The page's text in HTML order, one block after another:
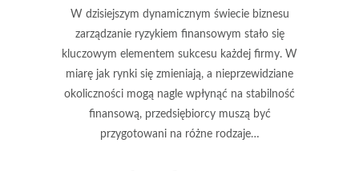
W dzisiejszym dynamicznym świecie biznesu
zarządzanie ryzykiem finansowym stało się
kluczowym elementem sukcesu każdej firmy. W
miarę jak rynki się zmieniają, a nieprzewidziane
okoliczności mogą nagle wpłynąć na stabilność
finansową, przedsiębiorcy muszą być
przygotowani na różne rodzaje…